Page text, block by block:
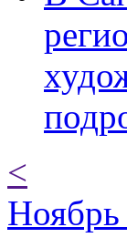
<